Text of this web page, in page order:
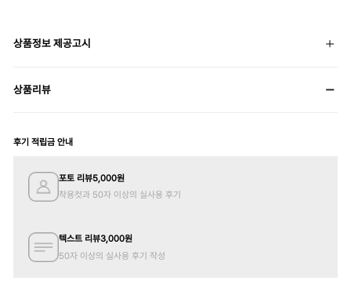
상품정보 제공고시
상품리뷰
후기 적립금 안내
포토 리뷰5,000원
착용컷과 50자 이상의 실사용 후기
텍스트 리뷰3,000원
50자 이상의 실사용 후기 작성